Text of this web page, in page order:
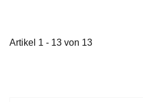
Artikel 1 - 13 von 13